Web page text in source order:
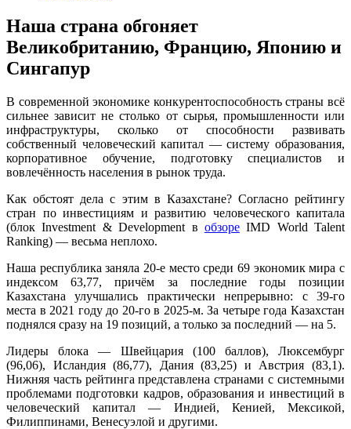
Наша страна обгоняет
Великобританию, Францию, Японию и
Сингапур
В современной экономике конкурентоспособность страны всё
сильнее зависит не столько от сырья, промышленности или
инфраструктуры, сколько от способности развивать
собственный человеческий капитал — систему образования,
корпоративное обучение, подготовку специалистов и
вовлечённость населения в рынок труда.
Как обстоят дела с этим в Казахстане? Согласно рейтингу
стран по инвестициям и развитию человеческого капитала
(блок Investment & Development в обзореIMD World Talent
Ranking) — весьма неплохо.
Наша республика заняла 20-е место среди 69 экономик мира с
индексом 63,77, причём за последние годы позиции
Казахстана улучшались практически непрерывно: с 39-го
места в 2021 году до 20-го в 2025-м. За четыре года Казахстан
поднялся сразу на 19 позиций, а только за последний — на 5.
Лидеры блока — Швейцария (100 баллов), Люксембург
(96,06), Исландия (86,77), Дания (83,25) и Австрия (83,1).
Нижняя часть рейтинга представлена странами с системными
проблемами подготовки кадров, образования и инвестиций в
человеческий капитал — Индией, Кенией, Мексикой,
Филиппинами, Венесуэлой и другими.